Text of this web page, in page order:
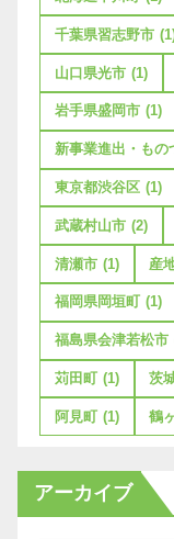
千葉県習志野市
山口県光市 (1)
岩手県盛岡市 (1)
新事業進出・もの
東京都渋谷区 (1)
武蔵村山市 (2)
清瀬市 (1) 産
福岡県岡垣町 (1)
福島県会津若松市
苅田町 (1) 茨
阿見町 (1) 鶴
アーカイブ